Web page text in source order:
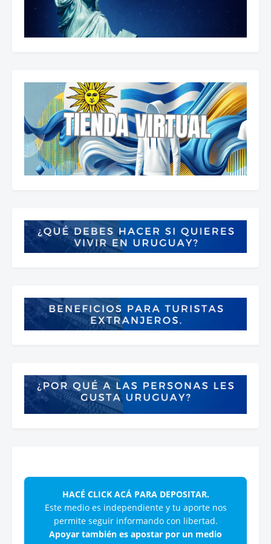
HACÉ CLICK ACÁ PARA DEPOSITAR.
Este medio es independiente y tu aporte nos
permite seguir informando con libertad.
Apoyar también es apostar por un medio